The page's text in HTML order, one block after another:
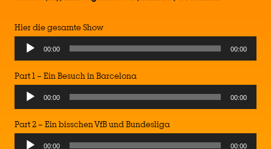
Hier die gesamte Show
00:00 00:00
Part 1 – Ein Besuch in Barcelona
00:00 00:00
Part 2 – Ein bisschen VfB und Bundesliga
00:00 00:00